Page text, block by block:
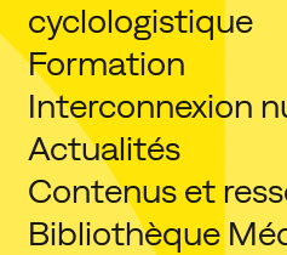
cyclologistique
Formation
Interconnexion
Actualités
Contenus et
Bibliothèque